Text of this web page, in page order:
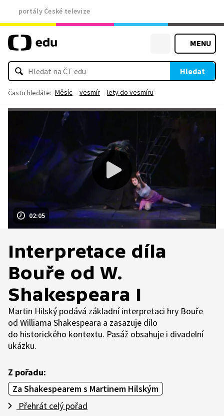
portály České televize
MENU
Hledat
Často hledáte: Měsíc vesmír lety do vesmíru
02:05
Interpretace díla
Bouře od W.
Shakespeara I
Martin Hilský podává základní interpretaci hry Bouře
od Williama Shakespeara a zasazuje dílo
do historického kontextu. Pasáž obsahuje i divadelní
ukázku.
Z pořadu:
Za Shakespearem s Martinem Hilským
Přehrát celý pořad